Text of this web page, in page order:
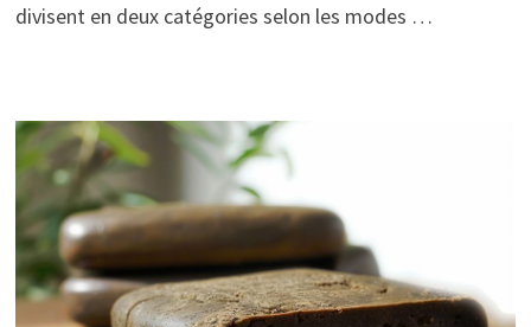
divisent en deux catégories selon les modes …